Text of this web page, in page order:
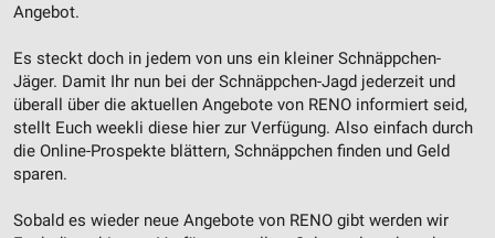
Angebot.
Es steckt doch in jedem von uns ein kleiner Schnäppchen-
Jäger. Damit Ihr nun bei der Schnäppchen-Jagd jederzeit und
überall über die aktuellen Angebote von RENO informiert seid,
stellt Euch weekli diese hier zur Verfügung. Also einfach durch
die Online-Prospekte blättern, Schnäppchen finden und Geld
sparen.
Sobald es wieder neue Angebote von RENO gibt werden wir
Geräte anhand von aktiv angeforderten
Nicht-IAB-Verarbeitungszwecke:
Notwendig
Performance